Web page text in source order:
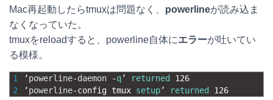
n
a
b
k
e
Mac再起動したらtmuxは問題なく、 powerlineが読み込ま
なくなっていた。
tmuxをreloadすると、powerline自体にエラーが吐いてい
る模様。
1
2
‘powerline-daemon -q’ returned
126
‘powerline-config tmux setup’ returned 126